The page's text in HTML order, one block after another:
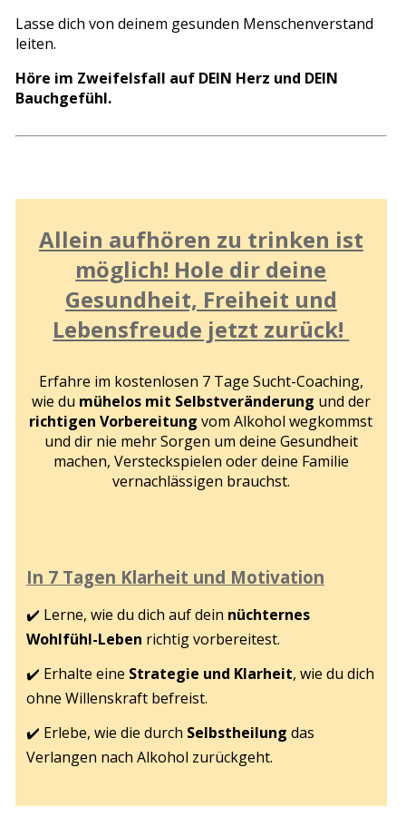
Lasse dich von deinem gesunden Menschenverstand
leiten.
Höre im Zweifelsfall auf DEIN Herz und DEIN
Bauchgefühl.
Allein aufhören zu trinken ist
möglich! Hole dir deine
Gesundheit, Freiheit und
Lebensfreude jetzt zurück!
Erfahre im kostenlosen 7 Tage Sucht-Coaching,
wie du mühelos mit Selbstveränderung und der
richtigen Vorbereitung vom Alkohol wegkommst
und dir nie mehr Sorgen um deine Gesundheit
machen, Versteckspielen oder deine Familie
vernachlässigen brauchst.
In 7 Tagen Klarheit und Motivation
✔️ Lerne, wie du dich auf dein nüchternes
Wohlfühl-Leben richtig vorbereitest.
✔️ Erhalte eine Strategie und Klarheit, wie du dich
ohne Willenskraft befreist.
✔️ Erlebe, wie die durch Selbstheilung das
Verlangen nach Alkohol zurückgeht.